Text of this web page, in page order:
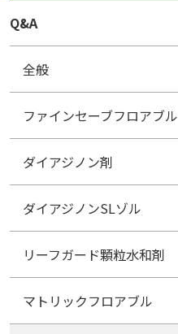
Q&A
全般
ファインセーブフロアブル
ダイアジノン剤
ダイアジノンSLゾル
リーフガード顆粒水和剤
マトリックフロアブル